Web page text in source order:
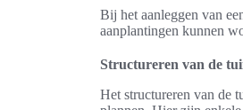
Bij het aanleggen van
aanplantingen kunnen
Structureren van de
Het structureren van de